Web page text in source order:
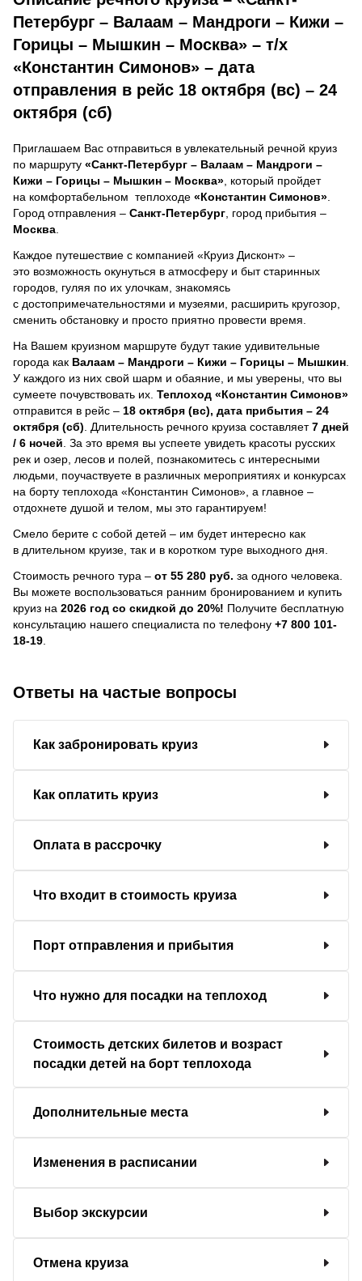
Петербург – Валаам – Мандроги – Кижи –
Горицы – Мышкин – Москва» – т/х
«Константин Симонов» – дата
отправления в рейс 18 октября (вс) – 24
октября (сб)
Приглашаем Вас отправиться в увлекательный речной круиз
по маршруту «Санкт-Петербург – Валаам – Мандроги –
Кижи – Горицы – Мышкин – Москва» , который пройдет
на комфортабельном теплоходе «Константин Симонов»
Город отправления – Санкт-Петербург , город прибытия –
Москва
Каждое путешествие с компанией «Круиз Дисконт» –
это возможность окунуться в атмосферу и быт старинных
городов, гуляя по их улочкам, знакомясь
с достопримечательностями и музеями, расширить кругозор,
сменить обстановку и просто приятно провести время.
На Вашем круизном маршруте будут такие удивительные
города как Валаам – Мандроги – Кижи – Горицы – Мышкин
У каждого из них свой шарм и обаяние, и мы уверены, что вы
сумеете почувствовать их. Теплоход «Константин Симонов»
отправится в рейс – 18 октября (вс), дата прибытия – 24
октября (сб) . Длительность речного круиза составляет7 дней
/ 6 ночей За это время вы успеете увидеть красоты русских
рек и озер, лесов и полей, познакомитесь с интересными
людьми, поучаствуете в различных мероприятиях и конкурсах
на борту теплохода «Константин Симонов», а главное –
отдохнете душой и телом, мы это гарантируем!
Смело берите с собой детей – им будет интересно как
в длительном круизе, так и в коротком туре выходного дня.
Стоимость речного тура – от 55 280 руб. за одного человека.
Вы можете воспользоваться ранним бронированием и купить
круиз на 2026 год со скидкой до 20%! Получите бесплатную
консультацию нашего специалиста по телефону +7 800 101-
18-19
Ответы на частые вопросы
Как забронировать круиз
Как оплатить круиз
Оплата в рассрочку
Что входит в стоимость круиза
Порт отправления и прибытия
Что нужно для посадки на теплоход
Стоимость детских билетов и возраст
посадки детей на борт теплохода
Дополнительные места
Изменения в расписании
Выбор экскурсии
Отмена круиза